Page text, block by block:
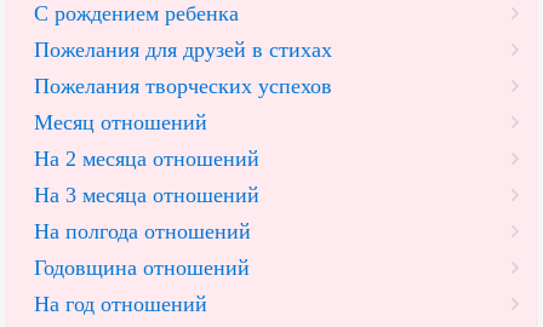
С рождением ребенка
Пожелания для друзей в стихах
Пожелания творческих успехов
Месяц отношений
На 2 месяца отношений
На 3 месяца отношений
На полгода отношений
Годовщина отношений
На год отношений